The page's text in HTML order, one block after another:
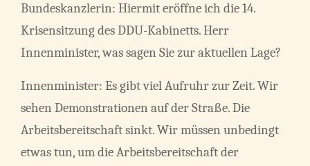
Bundeskanzlerin: Hiermit eröffne ich die 14.
Krisensitzung des DDU-Kabinetts. Herr
Innenminister, was sagen Sie zur aktuellen Lage?
Innenminister: Es gibt viel Aufruhr zur Zeit. Wir
sehen Demonstrationen auf der Straße. Die
Arbeitsbereitschaft sinkt. Wir müssen unbedingt
etwas tun, um die Arbeitsbereitschaft der